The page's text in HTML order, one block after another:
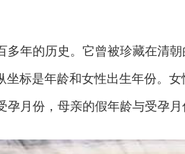
多年的历史。它曾被珍藏在清
坐标是年龄和女性出生年份。
孕月份，母亲的假年龄与受孕